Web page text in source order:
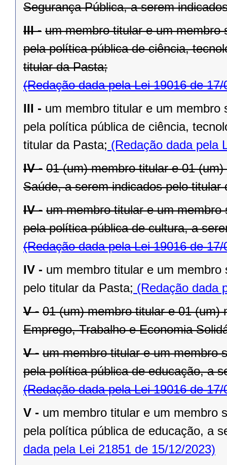
Segurança Pública, a serem
III - um membro titular e um membro
pela política pública de ciência,
titular da Pasta;
(Redação dada pela Lei 19016 de 17/
III - um membro titular e um membro
pela política pública de ciência,
titular da Pasta; (Redação dada pela
IV - 01 (um) membro titular e 01
Saúde, a serem indicados pelo titular
IV - um membro titular e um
pela política pública de cultura, a
(Redação dada pela Lei 19016 de 17/
IV - um membro titular e um
pelo titular da Pasta; (Redação dada
V - 01 (um) membro titular e 01 (um)
Emprego, Trabalho e Economia
V - um membro titular e um membro
pela política pública de educação, a
(Redação dada pela Lei 19016 de 17/
V - um membro titular e um membro
pela política pública de educação, a
dada pela Lei 21851 de 15/12/2023)